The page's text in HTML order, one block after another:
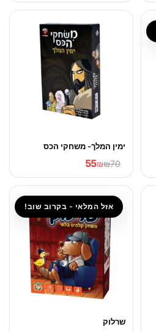
ימין המלך- משחקי הכס
₪70
₪
55
אזל המלאי - בקרוב שוב!
שרלוק